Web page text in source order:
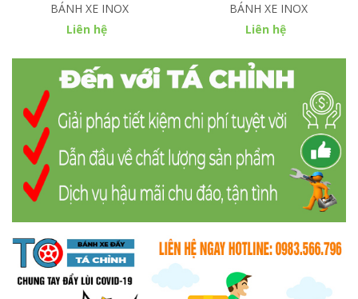
BÁNH XE INOX
Liên hệ
BÁNH XE INOX
Liên hệ